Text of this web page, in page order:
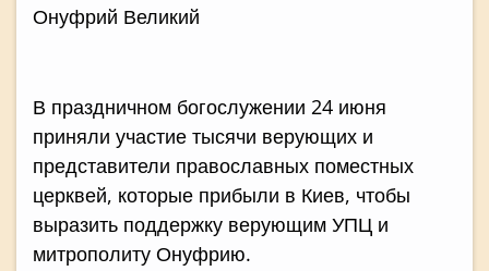
Онуфрий Великий
В праздничном богослужении 24 июня
приняли участие тысячи верующих и
представители православных поместных
церквей, которые прибыли в Киев, чтобы
выразить поддержку верующим УПЦ и
митрополиту Онуфрию.